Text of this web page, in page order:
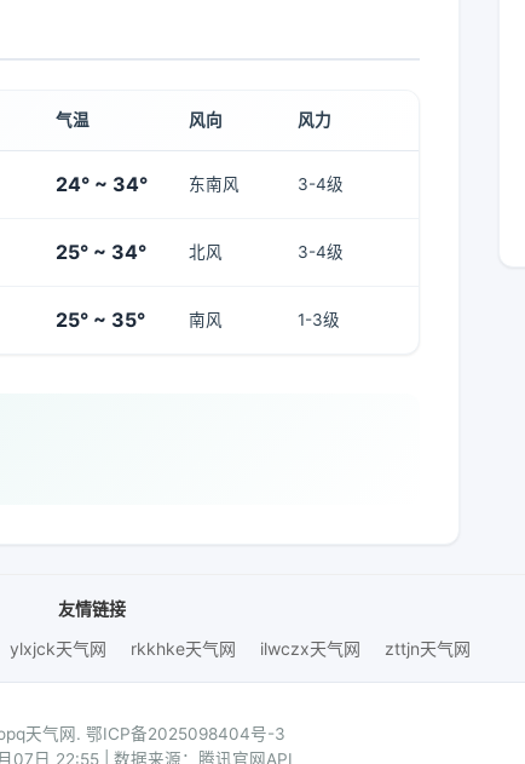
气温 风向 风力
24° ~ 34° 东南风 3-4级
25° ~ 34° 北风 3-4级
25° ~ 35° 南风 1-3级
友情链接
ylxjck天气网 rkkhke天气网 ilwczx天气网 zttjn天气网
天气网. 鄂ICP备2025098404号-3
07日 22:55 | 数据来源：腾讯官网API